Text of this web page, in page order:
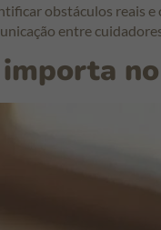
obstáculos reais
entre